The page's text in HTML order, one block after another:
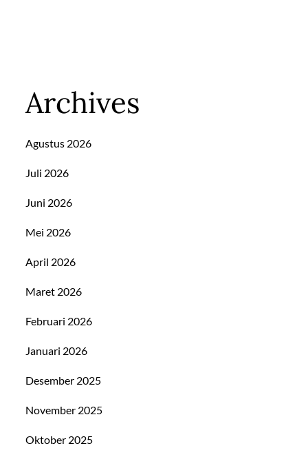
Archives
Agustus 2026
Juli 2026
Juni 2026
Mei 2026
April 2026
Maret 2026
Februari 2026
Januari 2026
Desember 2025
November 2025
Oktober 2025